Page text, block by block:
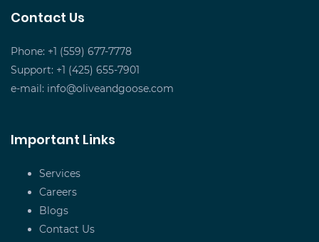
Contact Us
Phone: +1 (559) 677-7778
Support: +1 (425) 655-7901
e-mail: info@oliveandgoose.com
Important Links
Services
Careers
Blogs
Contact Us